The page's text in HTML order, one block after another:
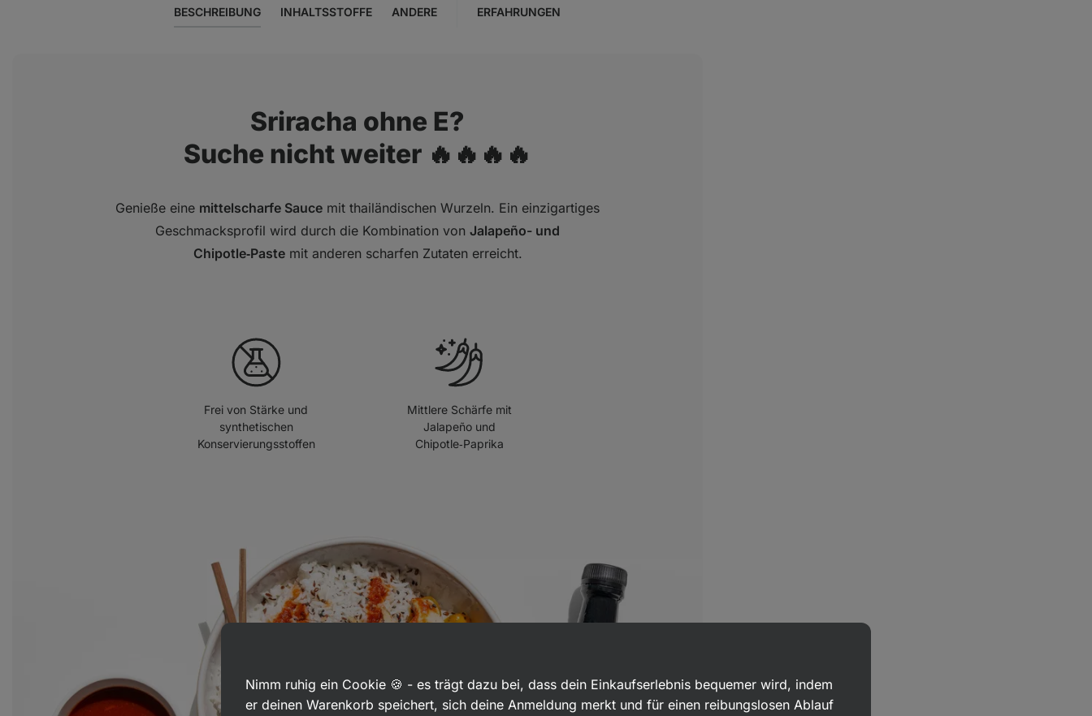
BESCHREIBUNG INHALTSSTOFFE ANDERE ERFAHRUNGEN
Sriracha ohne E?
Suche nicht weiter 🔥🔥🔥🔥
Genieße eine mittelscharfe Sauce mit thailändischen Wurzeln. Ein einzigartiges
Geschmacksprofil wird durch die Kombination von Jalapeño- und
Chipotle‑Pastemit anderen scharfen Zutaten erreicht.
Frei von Stärke und
synthetischen
Konservierungsstoffen
Mittlere Schärfe mit
Jalapeño und
Chipotle‑Paprika
Nimm ruhig ein Cookie 🍪 - es trägt dazu bei, dass dein Einkaufserlebnis bequemer wird, indem
er deinen Warenkorb speichert, sich deine Anmeldung merkt und für einen reibungslosen Ablauf